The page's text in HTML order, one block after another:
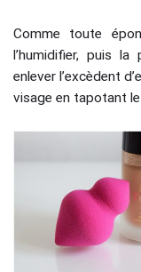
Comme toute
l’humidifier, puis
enlever l’excèdent
visage en tapotant